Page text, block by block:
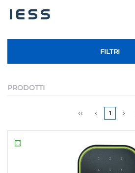
FILTRI
PRODOTTI
‹‹ ‹ 1 ›